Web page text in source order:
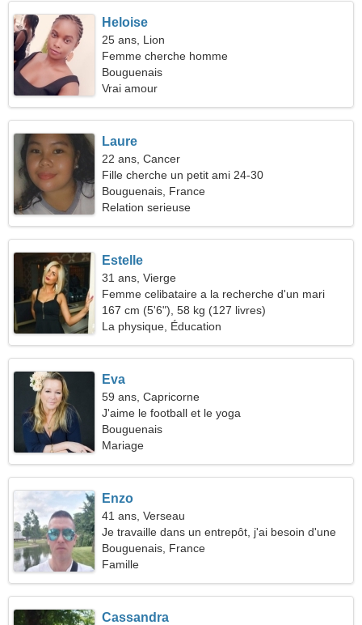
Heloise
25 ans, Lion
Femme cherche homme
Bouguenais
Vrai amour
Laure
22 ans, Cancer
Fille cherche un petit ami 24-30
Bouguenais, France
Relation serieuse
Estelle
31 ans, Vierge
Femme celibataire a la recherche d'un mari
167 cm (5'6"), 58 kg (127 livres)
La physique, Éducation
Eva
59 ans, Capricorne
J'aime le football et le yoga
Bouguenais
Mariage
Enzo
41 ans, Verseau
Je travaille dans un entrepôt, j'ai besoin d'une
femme cool
Bouguenais, France
Famille
Cassandra